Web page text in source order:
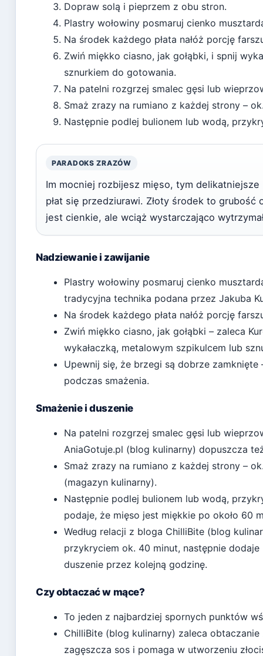
Dopraw solą i pieprzem z obu stron.
Plastry wołowiny posmaruj cienko
Na środek każdego płata nałóż porcję
Zwiń miękko ciasno, jak gołąbki, i spnij
sznurkiem do gotowania.
Na patelni rozgrzej smalec gęsi lub
Smaż zrazy na rumiano z każdej strony –
Następnie podlej bulionem lub wodą,
PARADOKS ZRAZÓW
Im mocniej rozbijesz mięso, tym
płat się przedziurawi. Złoty środek to grubość
jest cienkie, ale wciąż wystarczająco
Nadziewanie i zawijanie
Plastry wołowiny posmaruj cienko
tradycyjna technika podana przez Jakuba
Na środek każdego płata nałóż porcję
Zwiń miękko ciasno, jak gołąbki – zaleca
wykałaczką, metalowym szpikulcem lub
Upewnij się, że brzegi są dobrze
podczas smażenia.
Smażenie i duszenie
Na patelni rozgrzej smalec gęsi lub
AniaGotuje.pl (blog kulinarny) dopuszcza
Smaż zrazy na rumiano z każdej strony –
(magazyn kulinarny).
Następnie podlej bulionem lub wodą,
podaje, że mięso jest miękkie po około 60
Według relacji z bloga ChilliBite (blog
przykryciem ok. 40 minut, następnie
duszenie przez kolejną godzinę.
Czy obtaczać w mące?
To jeden z najbardziej spornych punktów
ChilliBite (blog kulinarny) zaleca
zagęszcza sos i pomaga w utworzeniu